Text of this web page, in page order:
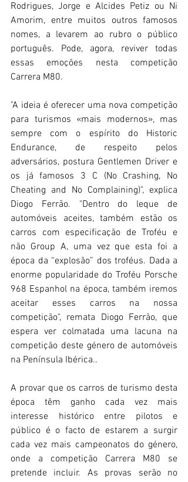
Rodrigues, Jorge e Alcides Petiz ou Ni
Amorim, entre muitos outros famosos
nomes, a levarem ao rubro o público
português. Pode, agora, reviver todas
essas emoções nesta competição
Carrera M80.
"A ideia é oferecer uma nova competição
para turismos «mais modernos», mas
sempre com o espírito do Historic
Endurance, de respeito pelos
adversários, postura Gentlemen Driver e
os já famosos 3 C (No Crashing, No
Cheating and No Complaining)", explica
Diogo Ferrão. "Dentro do leque de
automóveis aceites, também estão os
carros com especificação de Troféu e
não Group A, uma vez que esta foi a
época da “explosão” dos troféus. Dada a
enorme popularidade do Troféu Porsche
968 Espanhol na época, também iremos
aceitar esses carros na nossa
competição", remata Diogo Ferrão, que
espera ver colmatada uma lacuna na
competição deste género de automóveis
na Península Ibérica..
A provar que os carros de turismo desta
época têm ganho cada vez mais
interesse histórico entre pilotos e
público é o facto de estarem a surgir
cada vez mais campeonatos do género,
onde a competição Carrera M80 se
pretende incluir. As provas serão no